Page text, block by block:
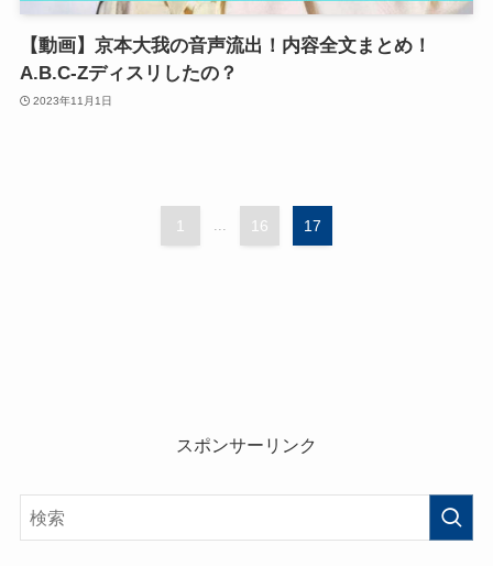
【動画】京本大我の音声流出！内容全文まとめ！
A.B.C-Zディスリしたの？
2023年11月1日
1 16 17
スポンサーリンク